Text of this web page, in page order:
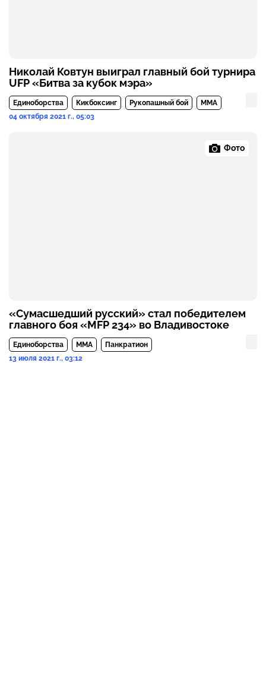
Николай Ковтун выиграл главный бой турнира
UFP «Битва за кубок мэра»
Единоборства Кикбоксинг Рукопашный бой
MMA
04 октября 2021 г., 05:03
Фото
«Сумасшедший русский» стал победителем
главного боя «MFP 234» во Владивостоке
Единоборства MMA
Панкратион
13 июля 2021 г., 03:12